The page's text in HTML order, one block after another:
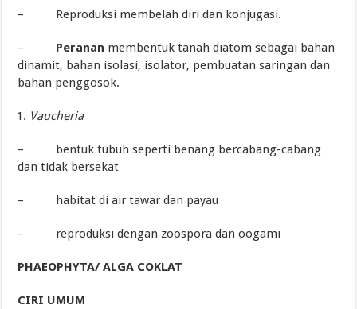
– Reproduksi membelah diri dan konjugasi.
– Peranan membentuk tanah diatom sebagai bahan
dinamit, bahan isolasi, isolator, pembuatan saringan dan
bahan penggosok.
Vaucheria
– bentuk tubuh seperti benang bercabang-cabang
dan tidak bersekat
– habitat di air tawar dan payau
– reproduksi dengan zoospora dan oogami
PHAEOPHYTA/ ALGA COKLAT
CIRI UMUM